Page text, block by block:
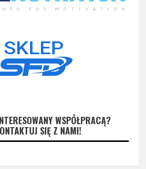
WSPÓŁPRACĄ?
SIĘ Z NAMI!